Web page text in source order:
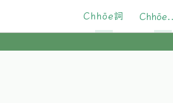
Chhōe詞 Chhōe...